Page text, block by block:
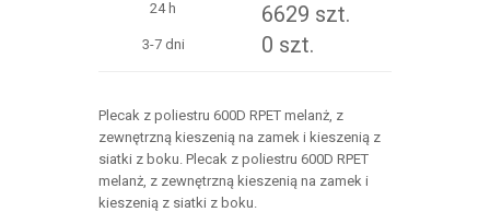
24 h 6629 szt.
3-7 dni 0 szt.
Plecak z poliestru 600D RPET melanż, z
zewnętrzną kieszenią na zamek i kieszenią z
siatki z boku. Plecak z poliestru 600D RPET
melanż, z zewnętrzną kieszenią na zamek i
kieszenią z siatki z boku.